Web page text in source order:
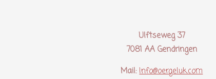
Ulftseweg 37
7081 AA Gendringen
Mail: Info@oergeluk.com